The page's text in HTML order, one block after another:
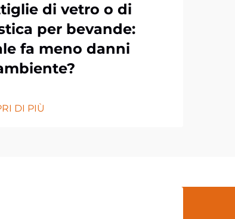
di vetro o di
per bevande:
fa meno danni
DI PIÙ